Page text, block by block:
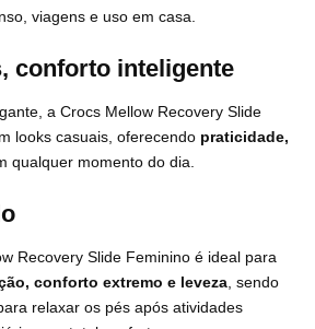
viagens e uso em casa.
conforto inteligente
a Crocs Mellow Recovery Slide
looks casuais, oferecendo praticidade,
qualquer momento do dia.
Recovery Slide Feminino é ideal para
conforto extremo e leveza , sendo
relaxar os pés após atividades